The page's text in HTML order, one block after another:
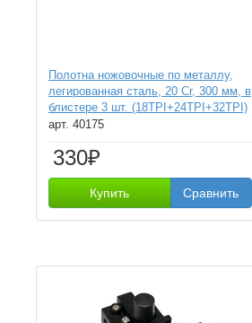
Полотна ножовочные по металлу,
легированная сталь, 20 Cr, 300 мм, в
блистере 3 шт. (18ТPI+24ТPI+32ТPI)
FIT FINCH INDUSTRIAL TOOLS
арт. 40175
330₽
Купить Сравнить